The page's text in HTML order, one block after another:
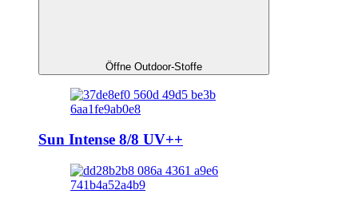
Öffne Outdoor-Stoffe
Sun Intense 8/8 UV++